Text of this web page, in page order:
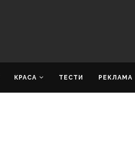
КРАСА ТЕСТИ РЕКЛАМА